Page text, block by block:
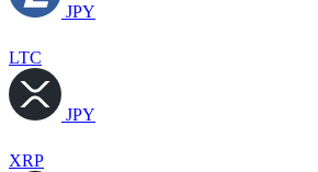
JPY
LTC
JPY
XRP